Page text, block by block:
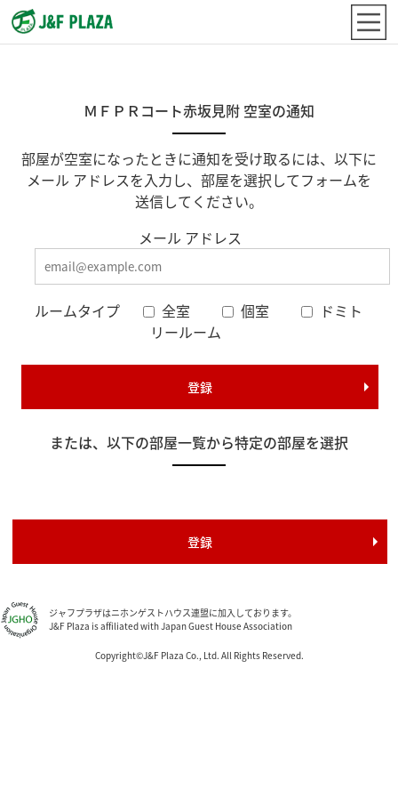
ＭＦＰＲコート赤坂見附 空室の通知
部屋が空室になったときに通知を受け取るには、以下に
メール アドレスを入力し、部屋を選択してフォームを
送信してください。
メール アドレス
ルームタイプ 全室 個室
ドミト
リールーム
または、以下の部屋一覧から特定の部屋を選択
ジャフプラザはニホンゲストハウス連盟に加入しております。
J&F Plaza is affiliated with Japan Guest House Association
Copyright©J&F Plaza Co., Ltd. All Rights Reserved.